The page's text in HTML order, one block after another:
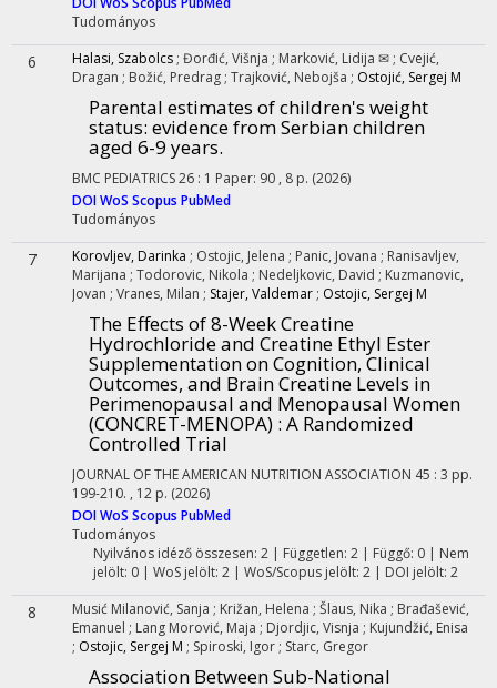
Tudományos
6 Halasi, Szabolcs ; Đorđić, Višnja ; Marković, Lidija ✉ ; Cvejić,
Dragan ; Božić, Predrag ; Trajković, Nebojša ; Ostojić, Sergej M
Parental estimates of children's weight
status: evidence from Serbian children
aged 6-9 years.
BMC PEDIATRICS26 : 1 Paper: 90 , 8 p. (2026)
DOIWoS Scopus PubMed
Tudományos
7 Korovljev, Darinka ; Ostojic, Jelena ; Panic, Jovana ; Ranisavljev,
Marijana ; Todorovic, Nikola ; Nedeljkovic, David ; Kuzmanovic,
Jovan ; Vranes, Milan ; Stajer, Valdemar ; Ostojic, Sergej M
The Effects of 8-Week Creatine
Hydrochloride and Creatine Ethyl Ester
Supplementation on Cognition, Clinical
Outcomes, and Brain Creatine Levels in
Perimenopausal and Menopausal Women
(CONCRET-MENOPA) : A Randomized
Controlled Trial
JOURNAL OF THE AMERICAN NUTRITION ASSOCIATION 45 : 3 pp.
199-210. , 12 p. (2026)
DOIWoS Scopus PubMed
Tudományos
Nyilvános idéző összesen: 2| Független: 2 | Függő: 0 | Nem
jelölt: 0 | WoS jelölt: 2 | WoS/Scopus jelölt: 2 | DOI jelölt: 2
8 Musić Milanović, Sanja ; Križan, Helena ; Šlaus, Nika ; Brađašević,
Emanuel ; Lang Morović, Maja ; Djordjic, Visnja ; Kujundžić, Enisa
; Ostojic, Sergej M ; Spiroski, Igor ; Starc, Gregor
Association Between Sub-National